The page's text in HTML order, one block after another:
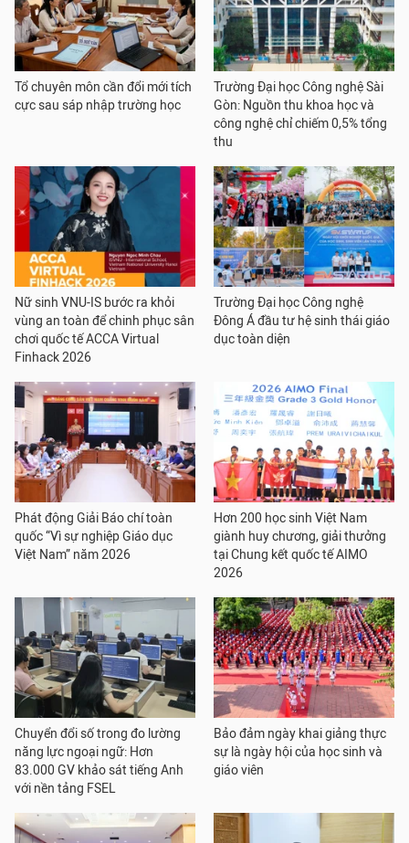
Tổ chuyên môn cần đổi mới tích
cực sau sáp nhập trường học
Trường Đại học Công nghệ Sài
Gòn: Nguồn thu khoa học và
công nghệ chỉ chiếm 0,5% tổng
thu
Nữ sinh VNU-IS bước ra khỏi
vùng an toàn để chinh phục sân
chơi quốc tế ACCA Virtual
Finhack 2026
Trường Đại học Công nghệ
Đông Á đầu tư hệ sinh thái giáo
dục toàn diện
Phát động Giải Báo chí toàn
quốc “Vì sự nghiệp Giáo dục
Việt Nam” năm 2026
Hơn 200 học sinh Việt Nam
giành huy chương, giải thưởng
tại Chung kết quốc tế AIMO
2026
Chuyển đổi số trong đo lường
năng lực ngoại ngữ: Hơn
83.000 GV khảo sát tiếng Anh
với nền tảng FSEL
Bảo đảm ngày khai giảng thực
sự là ngày hội của học sinh và
giáo viên